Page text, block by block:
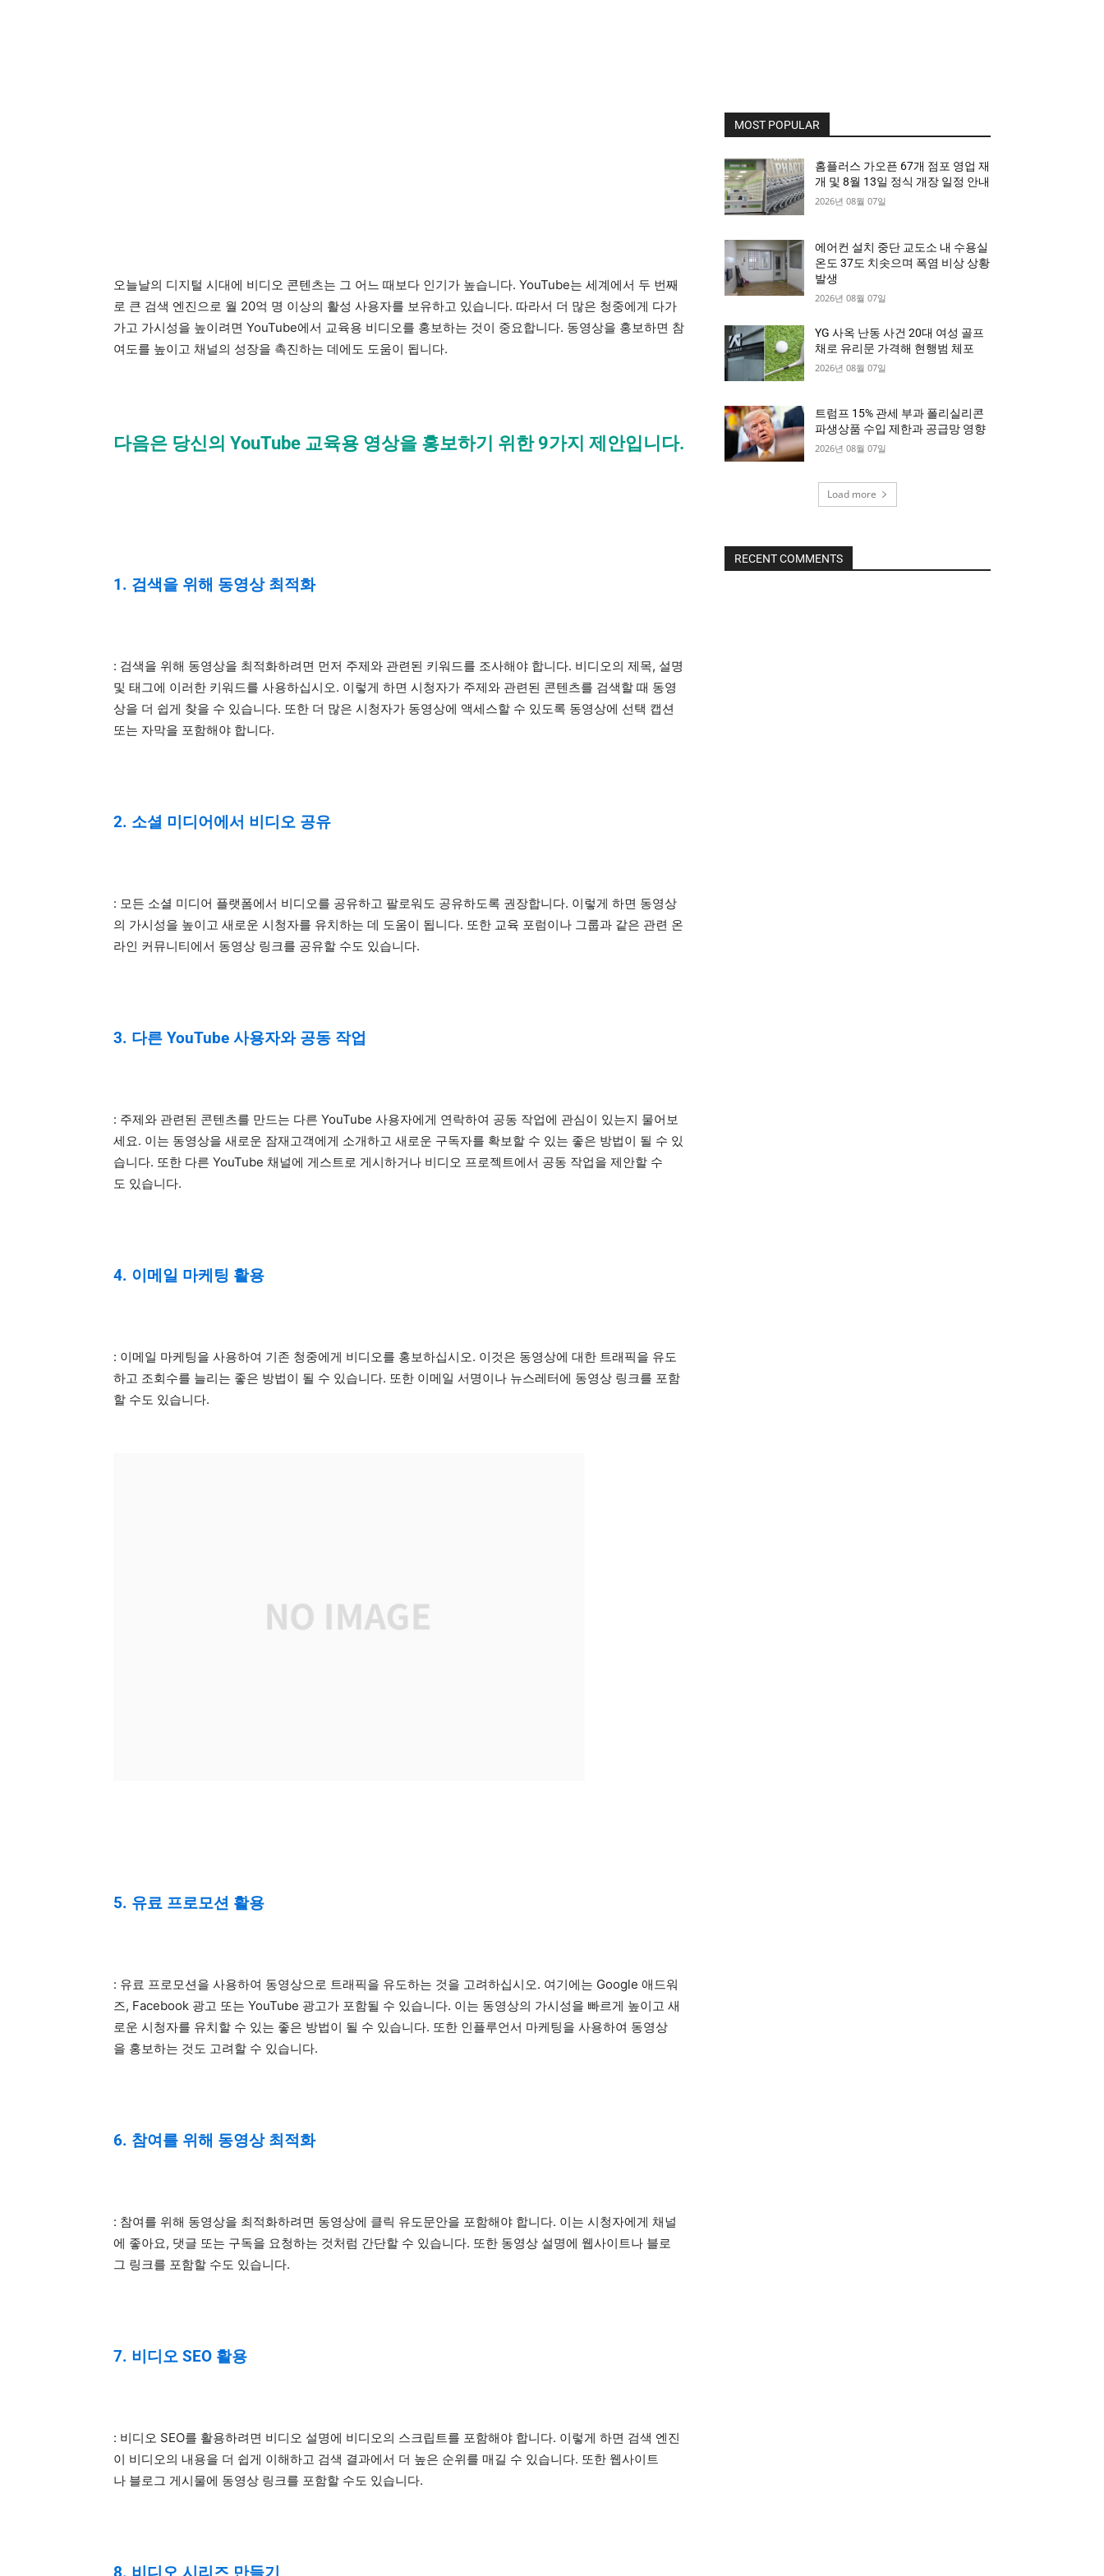
오늘날의 디지털 시대에 비디오 콘텐츠는 그 어느 때보다 인기가 높습니다. YouTube는 세계에서 두 번째
로 큰 검색 엔진으로 월 20억 명 이상의 활성 사용자를 보유하고 있습니다. 따라서 더 많은 청중에게 다가
가고 가시성을 높이려면 YouTube에서 교육용 비디오를 홍보하는 것이 중요합니다. 동영상을 홍보하면 참
여도를 높이고 채널의 성장을 촉진하는 데에도 도움이 됩니다.
다음은 당신의 YouTube 교육용 영상을 홍보하기 위한 9가지 제안입니다.
1. 검색을 위해 동영상 최적화
: 검색을 위해 동영상을 최적화하려면 먼저 주제와 관련된 키워드를 조사해야 합니다. 비디오의 제목, 설명
및 태그에 이러한 키워드를 사용하십시오. 이렇게 하면 시청자가 주제와 관련된 콘텐츠를 검색할 때 동영
상을 더 쉽게 찾을 수 있습니다. 또한 더 많은 시청자가 동영상에 액세스할 수 있도록 동영상에 선택 캡션
또는 자막을 포함해야 합니다.
2. 소셜 미디어에서 비디오 공유
: 모든 소셜 미디어 플랫폼에서 비디오를 공유하고 팔로워도 공유하도록 권장합니다. 이렇게 하면 동영상
의 가시성을 높이고 새로운 시청자를 유치하는 데 도움이 됩니다. 또한 교육 포럼이나 그룹과 같은 관련 온
라인 커뮤니티에서 동영상 링크를 공유할 수도 있습니다.
3. 다른 YouTube 사용자와 공동 작업
: 주제와 관련된 콘텐츠를 만드는 다른 YouTube 사용자에게 연락하여 공동 작업에 관심이 있는지 물어보
세요. 이는 동영상을 새로운 잠재고객에게 소개하고 새로운 구독자를 확보할 수 있는 좋은 방법이 될 수 있
습니다. 또한 다른 YouTube 채널에 게스트로 게시하거나 비디오 프로젝트에서 공동 작업을 제안할 수
도 있습니다.
4. 이메일 마케팅 활용
: 이메일 마케팅을 사용하여 기존 청중에게 비디오를 홍보하십시오. 이것은 동영상에 대한 트래픽을 유도
하고 조회수를 늘리는 좋은 방법이 될 수 있습니다. 또한 이메일 서명이나 뉴스레터에 동영상 링크를 포함
할 수도 있습니다.
5. 유료 프로모션 활용
: 유료 프로모션을 사용하여 동영상으로 트래픽을 유도하는 것을 고려하십시오. 여기에는 Google 애드워
즈, Facebook 광고 또는 YouTube 광고가 포함될 수 있습니다. 이는 동영상의 가시성을 빠르게 높이고 새
로운 시청자를 유치할 수 있는 좋은 방법이 될 수 있습니다. 또한 인플루언서 마케팅을 사용하여 동영상
을 홍보하는 것도 고려할 수 있습니다.
6. 참여를 위해 동영상 최적화
: 참여를 위해 동영상을 최적화하려면 동영상에 클릭 유도문안을 포함해야 합니다. 이는 시청자에게 채널
에 좋아요, 댓글 또는 구독을 요청하는 것처럼 간단할 수 있습니다. 또한 동영상 설명에 웹사이트나 블로
그 링크를 포함할 수도 있습니다.
7. 비디오 SEO 활용
: 비디오 SEO를 활용하려면 비디오 설명에 비디오의 스크립트를 포함해야 합니다. 이렇게 하면 검색 엔진
이 비디오의 내용을 더 쉽게 이해하고 검색 결과에서 더 높은 순위를 매길 수 있습니다. 또한 웹사이트
나 블로그 게시물에 동영상 링크를 포함할 수도 있습니다.
8. 비디오 시리즈 만들기
MOST POPULAR
홈플러스 가오픈 67개 점포 영업 재
개 및 8월 13일 정식 개장 일정 안내
2026년 08월 07일
에어컨 설치 중단 교도소 내 수용실
온도 37도 치솟으며 폭염 비상 상황
발생
2026년 08월 07일
YG 사옥 난동 사건 20대 여성 골프
채로 유리문 가격해 현행범 체포
2026년 08월 07일
트럼프 15% 관세 부과 폴리실리콘
파생상품 수입 제한과 공급망 영향
2026년 08월 07일
Load more
RECENT COMMENTS